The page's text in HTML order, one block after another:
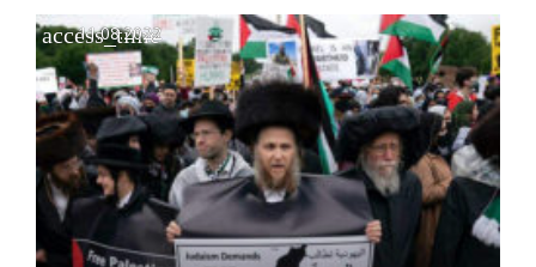
access_time
11.08.2022